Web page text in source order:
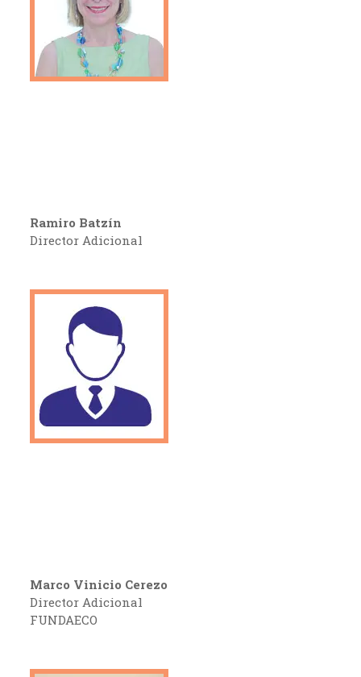
Ramiro Batzín
Director Adicional
Marco Vinicio Cerezo
Director Adicional
FUNDAECO